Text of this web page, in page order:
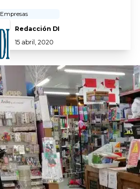
Empresas
Redacción DI
15 abril, 2020